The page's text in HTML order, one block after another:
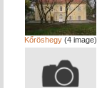
Kőröshegy (4 image)